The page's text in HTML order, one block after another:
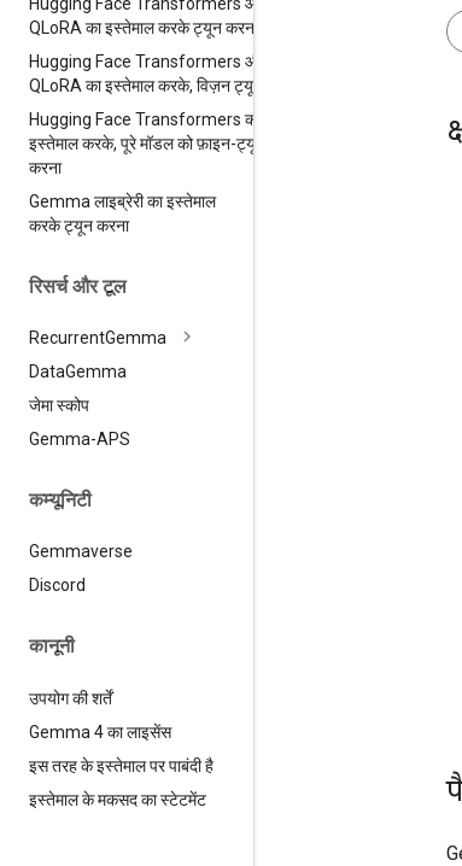
QLoRA का इस्तेमाल करके ट्यून करना
Hugging Face Transformers और
QLoRA का इस्तेमाल करके, विज़न ट्यून
Hugging Face Transformers का
इस्तेमाल करके, पूरे मॉडल को फ़ाइन-ट्यून
करना
Gemma लाइब्रेरी का इस्तेमाल
करके ट्यून करना
रिसर्च और टूल
RecurrentGemma
DataGemma
जेमा स्कोप
Gemma-APS
कम्यूनिटी
Gemmaverse
Discord
कानूनी
उपयोग की शर्तें
Gemma 4 का लाइसेंस
इस तरह के इस्तेमाल पर पाबंदी है
इस्तेमाल के मकसद का स्टेटमेंट